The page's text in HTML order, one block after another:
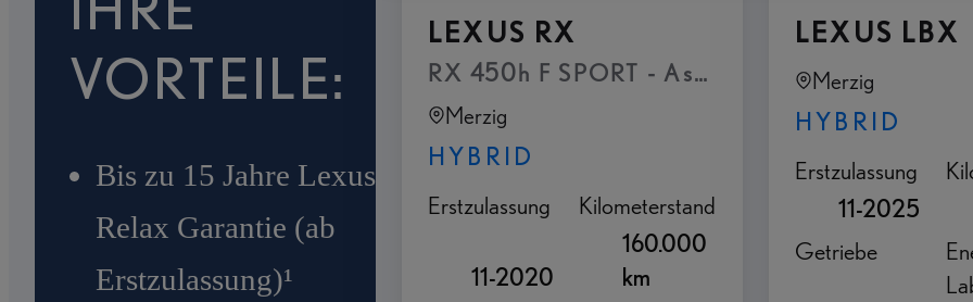
VORTEILE:
Bis zu 15 Jahre Lexus
Relax Garantie (ab
Erstzulassung)¹
LEXUS RX
RX 450h F SPORT - Assistenz Paket Plus
Merzig
HYBRID
Erstzulassung
11-2020
Kilometerstand
160.000
km
LEXUS LBX
Merzig
HYBRID
Erstzulassung
11-2025
Getriebe